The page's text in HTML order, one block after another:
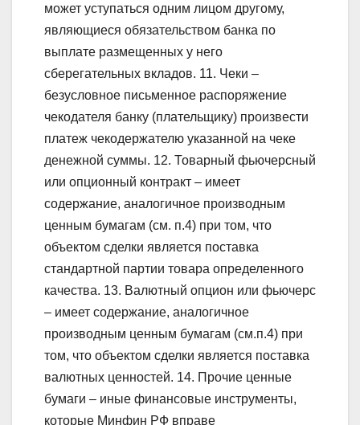
может уступаться одним лицом другому,
являющиеся обязательством банка по
выплате размещенных у него
сберегательных вкладов. 11. Чеки –
безусловное письменное распоряжение
чекодателя банку (плательщику) произвести
платеж чекодержателю указанной на чеке
денежной суммы. 12. Товарный фьючерсный
или опционный контракт – имеет
содержание, аналогичное производным
ценным бумагам (см. п.4) при том, что
объектом сделки является поставка
стандартной партии товара определенного
качества. 13. Валютный опцион или фьючерс
– имеет содержание, аналогичное
производным ценным бумагам (см.п.4) при
том, что объектом сделки является поставка
валютных ценностей. 14. Прочие ценные
бумаги – иные финансовые инструменты,
которые Минфин РФ вправе